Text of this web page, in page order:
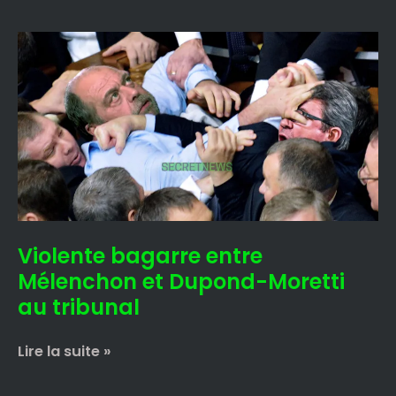
Violente bagarre entre
Mélenchon et Dupond-Moretti
au tribunal
Violente
bagarre
entre
Mélenchon
et
Dupond-
Moretti
au
tribunal
Lire la suite »